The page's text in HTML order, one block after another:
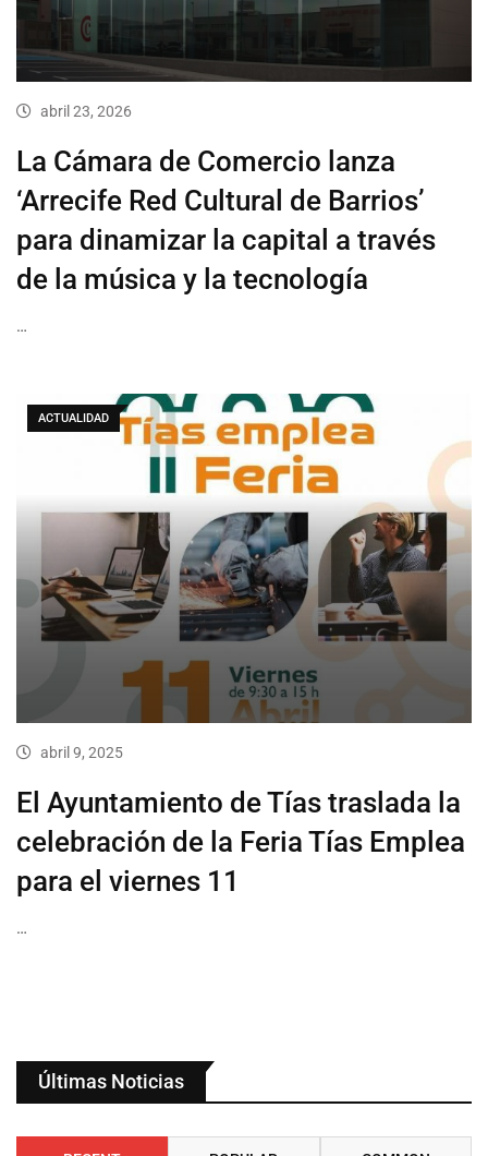
abril 23, 2026
La Cámara de Comercio lanza
‘Arrecife Red Cultural de Barrios’
para dinamizar la capital a través
de la música y la tecnología
…
ACTUALIDAD
abril 9, 2025
El Ayuntamiento de Tías traslada la
celebración de la Feria Tías Emplea
para el viernes 11
…
Últimas Noticias